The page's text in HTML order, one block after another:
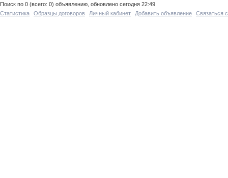
Поиск по 0 (всего: 0) объявлению, обновлено сегодня 22:49
Статистика
Образцы договоров Личный кабинет Добавить объявление Связаться